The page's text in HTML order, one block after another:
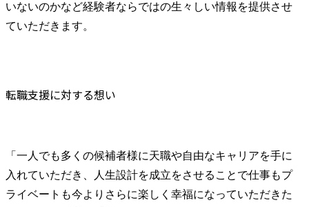
いないのかなど経験者ならではの生々しい情報を提供させ
ていただきます。
転職支援に対する想い
「一人でも多くの候補者様に天職や自由なキャリアを手に
入れていただき、人生設計を成立をさせることで仕事もプ
ライベートも今よりさらに楽しく幸福になっていただきた